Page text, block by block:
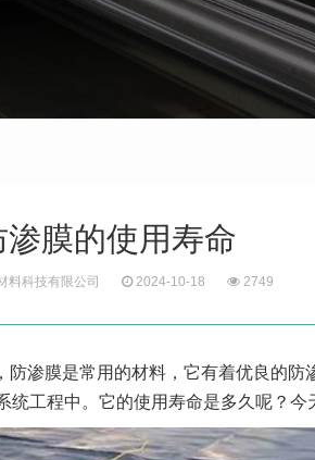
渗膜的使用寿命
料科技有限公司 2024-10-18 2749
渗膜是常用的材料，它有着优良的防
工程中。它的使用寿命是多久呢？今